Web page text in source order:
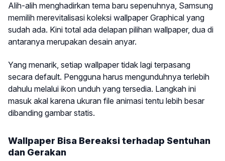
Alih-alih menghadirkan tema baru sepenuhnya, Samsung
memilih merevitalisasi koleksi wallpaper Graphical yang
sudah ada. Kini total ada delapan pilihan wallpaper, dua di
antaranya merupakan desain anyar.
Yang menarik, setiap wallpaper tidak lagi terpasang
secara default. Pengguna harus mengunduhnya terlebih
dahulu melalui ikon unduh yang tersedia. Langkah ini
masuk akal karena ukuran file animasi tentu lebih besar
dibanding gambar statis.
Wallpaper Bisa Bereaksi terhadap Sentuhan
dan Gerakan